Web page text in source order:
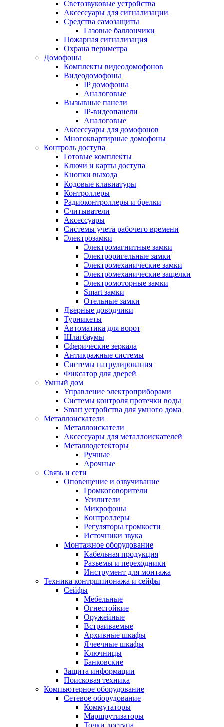
Светозвуковые устройства
Аксессуары для сигнализации
Средства самозащиты
Газовые баллончики
Пожарная сигнализация
Охрана периметра
Домофоны
Комплекты видеодомофонов
Видеодомофоны
IP домофоны
Аналоговые
Вызывные панели
IP-видеопанели
Аналоговые
Аксессуары для домофонов
Многоквартирные домофоны
Контроль доступа
Готовые комплекты
Ключи и карты доступа
Кнопки выхода
Кодовые клавиатуры
Контроллеры
Радиоконтроллеры и брелки
Считыватели
Аксессуары
Системы учета рабочего времени
Электрозамки
Электромагнитные замки
Электроригельные замки
Электромеханические замки
Электромеханические защелки
Электромоторные замки
Smart замки
Отельные замки
Дверные доводчики
Турникеты
Автоматика для ворот
Шлагбаумы
Сферические зеркала
Антикражные системы
Системы патрулирования
Фиксатор для дверей
Умный дом
Управление электроприборами
Системы контроля протечки воды
Smart устройства для умного дома
Металлоискатели
Металлоискатели
Аксессуары для металлоискателей
Металлодетекторы
Ручные
Арочные
Связь и сети
Оповещение и озвучивание
Громкоговорители
Усилители
Микрофоны
Контроллеры
Регуляторы громкости
Источники звука
Монтажное оборудование
Кабельная продукция
Разъемы и переходники
Инструмент для монтажа
Техника контршпионажа и сейфы
Сейфы
Мебельные
Огнестойкие
Оружейные
Встраиваемые
Архивные шкафы
Ячеечные шкафы
Ключницы
Банковские
Защита информации
Поисковая техника
Компьютерное оборудование
Сетевое оборудование
Коммутаторы
Маршрутизаторы
Точки доступа